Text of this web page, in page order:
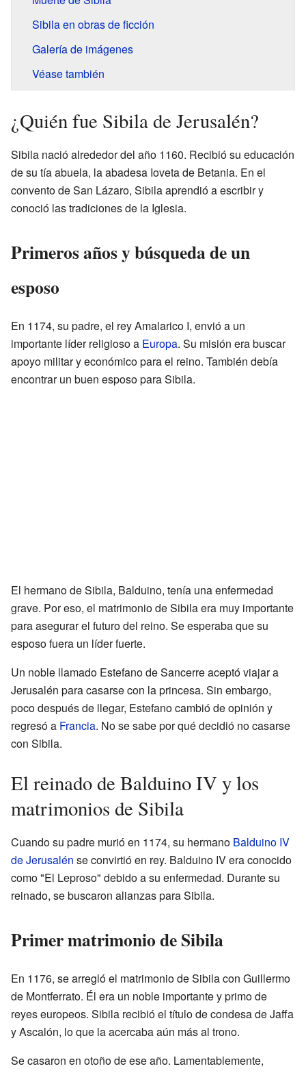
Sibila en obras de ficción
Galería de imágenes
Véase también
¿Quién fue Sibila de Jerusalén?
Sibila nació alrededor del año 1160. Recibió su educación
de su tía abuela, la abadesa Ioveta de Betania. En el
convento de San Lázaro, Sibila aprendió a escribir y
conoció las tradiciones de la Iglesia.
Primeros años y búsqueda de un
esposo
En 1174, su padre, el rey Amalarico I, envió a un
importante líder religioso a Europa. Su misión era buscar
apoyo militar y económico para el reino. También debía
encontrar un buen esposo para Sibila.
El hermano de Sibila, Balduino, tenía una enfermedad
grave. Por eso, el matrimonio de Sibila era muy importante
para asegurar el futuro del reino. Se esperaba que su
esposo fuera un líder fuerte.
Un noble llamado Estefano de Sancerre aceptó viajar a
Jerusalén para casarse con la princesa. Sin embargo,
poco después de llegar, Estefano cambió de opinión y
regresó a Francia. No se sabe por qué decidió no casarse
con Sibila.
El reinado de Balduino IV y los
matrimonios de Sibila
Cuando su padre murió en 1174, su hermano Balduino IV
de Jerusalén se convirtió en rey. Balduino IV era conocido
como "El Leproso" debido a su enfermedad. Durante su
reinado, se buscaron alianzas para Sibila.
Primer matrimonio de Sibila
En 1176, se arregló el matrimonio de Sibila con Guillermo
de Montferrato. Él era un noble importante y primo de
reyes europeos. Sibila recibió el título de condesa de Jaffa
y Ascalón, lo que la acercaba aún más al trono.
Se casaron en otoño de ese año. Lamentablemente,